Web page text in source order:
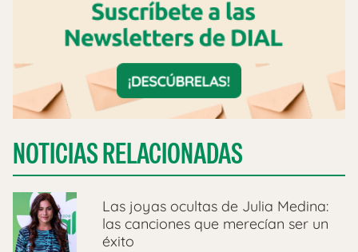
NOTICIAS RELACIONADAS
Las joyas ocultas de Julia Medina:
las canciones que merecían ser un
éxito